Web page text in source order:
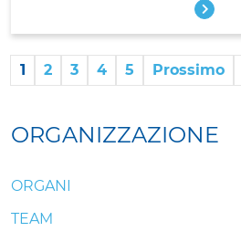
1 2 3 4 5 Prossimo
ORGANIZZAZIONE
ORGANI
TEAM